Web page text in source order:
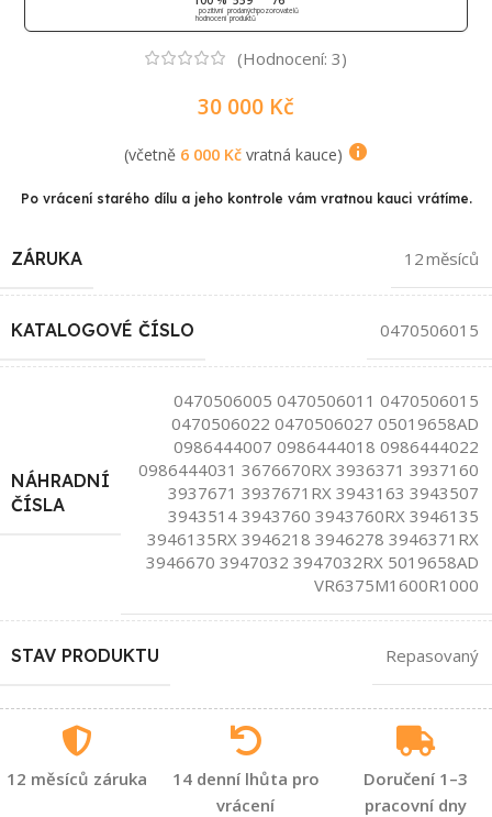
pozitivní
hodnocení
prodaných
produktů
pozorovatelů
(Hodnocení: 3)
30 000 Kč
(včetně 6 000 Kčvratná kauce)
Po vrácení starého dílu a jeho kontrole vám vratnou kauci vrátíme.
ZÁRUKA 12 měsíců
KATALOGOVÉ ČÍSLO 0470506015
NÁHRADNÍ
ČÍSLA
0470506005 0470506011 0470506015
0470506022 0470506027 05019658AD
0986444007 0986444018 0986444022
0986444031 3676670RX 3936371 3937160
3937671 3937671RX 3943163 3943507
3943514 3943760 3943760RX 3946135
3946135RX 3946218 3946278 3946371RX
3946670 3947032 3947032RX 5019658AD
VR6375M1600R1000
STAV PRODUKTU Repasovaný
12 měsíců záruka
14 denní lhůta pro
vrácení
Doručení 1–3
pracovní dny